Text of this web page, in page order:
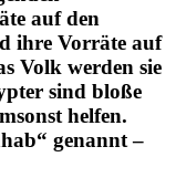
auf den
ihre Vorräte auf
Volk werden sie
sind bloße
helfen.
genannt –